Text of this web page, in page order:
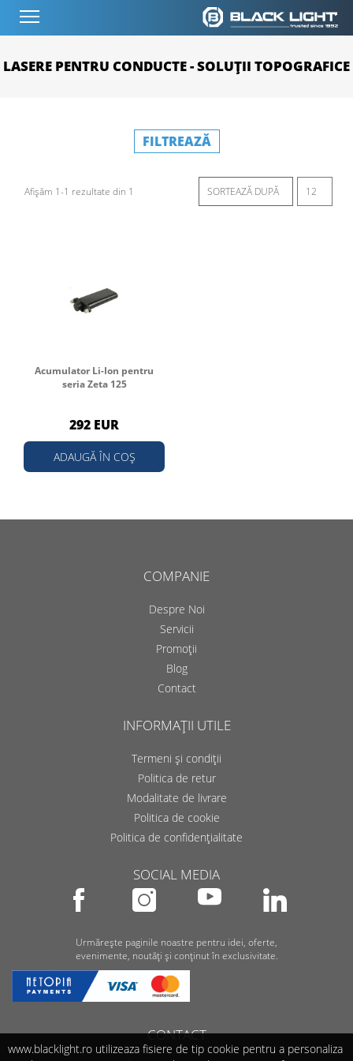
LASERE PENTRU CONDUCTE - SOLUȚII TOPOGRAFICE
FILTREAZĂ
Afișăm 1-1 rezultate din 1
Acumulator Li-Ion pentru
seria Zeta 125
292 EUR
ADAUGĂ ÎN COȘ
COMPANIE
Despre Noi
Servicii
Promoții
Blog
Contact
INFORMAȚII UTILE
Termeni și condiții
Politica de retur
Modalitate de livrare
Politica de cookie
Politica de confidențialitate
SOCIAL MEDIA
Urmărește paginile noastre pentru idei, oferte,
evenimente, noutăți și conținut în exclusivitate.
CONTACT
www.blacklight.ro utilizeaza fisiere de tip cookie pentru a personaliza